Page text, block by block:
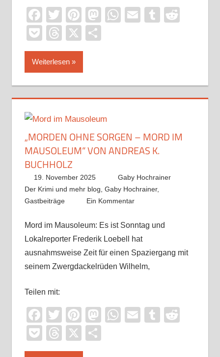
Facebook
TwitterPinterest
Mastodon
WhatsApp
EmailTumblr
PocketThreads
X
Weiterlesen
„MORDEN OHNE SORGEN – MORD IM
MAUSOLEUM“ VON ANDREAS K.
BUCHHOLZ
19. November 2025
Gaby Hochrainer
Der Krimi und mehr blog, Gaby Hochrainer,
Gastbeiträge
Ein Kommentar
Mord im Mausoleum: Es ist Sonntag und
Lokalreporter Frederik Loebell hat
ausnahmsweise Zeit für einen Spaziergang mit
seinem Zwergdackelrüden Wilhelm,
Teilen mit:
Facebook
TwitterPinterest
Mastodon
WhatsApp
EmailTumblr
PocketThreads
X